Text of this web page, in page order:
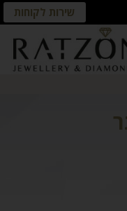
שירות לקוחות